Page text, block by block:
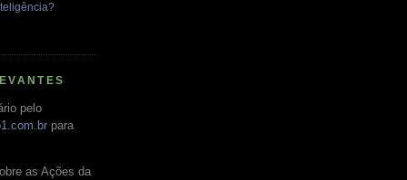
pelo
para
as Ações da